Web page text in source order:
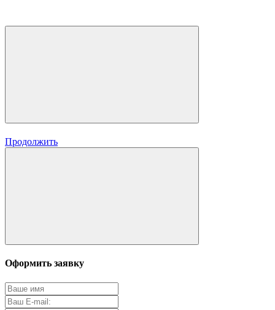
Продолжить
Оформить заявку